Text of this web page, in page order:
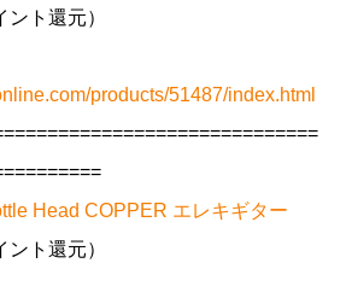
ト還元）
products/51487/index.html
Head COPPER エレキギター
ト還元）